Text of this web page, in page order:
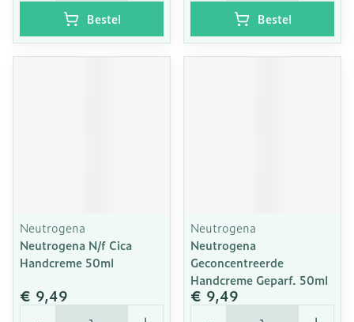
Bestel Bestel
Neutrogena
Neutrogena N/f Cica
Handcreme 50ml
€ 9,49
Aantal
Neutrogena
Neutrogena
Geconcentreerde
Handcreme Geparf. 50ml
€ 9,49
Aantal